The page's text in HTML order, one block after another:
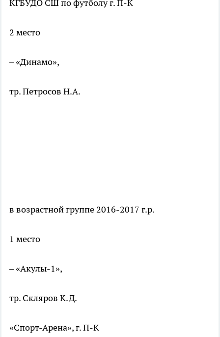
КГБУДО СШ по футболу г. П-К
2 место
– «Динамо»,
тр. Петросов Н.А.
в возрастной группе 2016-2017 г.р.
1 место
– «Акулы-1»,
тр. Скляров К.Д.
«Спорт-Арена», г. П-К